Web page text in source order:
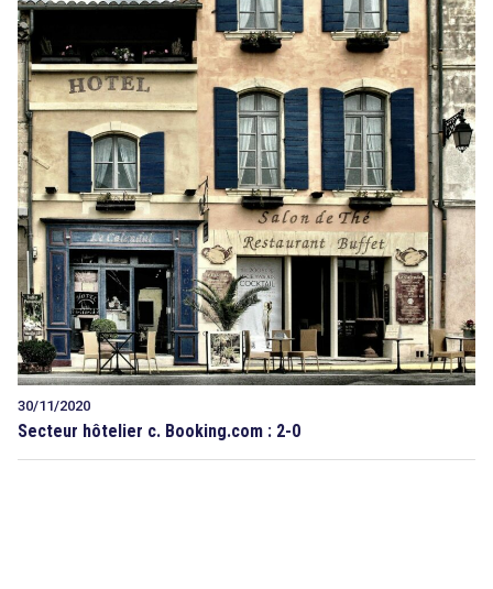
30/11/2020
Secteur hôtelier c. Booking.com : 2-0